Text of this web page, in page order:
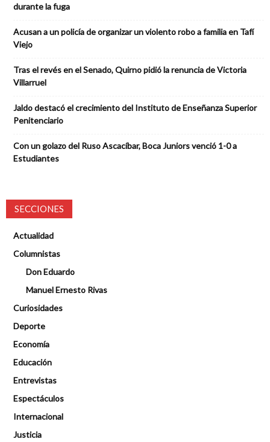
durante la fuga
Acusan a un policía de organizar un violento robo a familia en Tafí
Viejo
Tras el revés en el Senado, Quirno pidió la renuncia de Victoria
Villarruel
Jaldo destacó el crecimiento del Instituto de Enseñanza Superior
Penitenciario
Con un golazo del Ruso Ascacíbar, Boca Juniors venció 1-0 a
Estudiantes
SECCIONES
Actualidad
Columnistas
Don Eduardo
Manuel Ernesto Rivas
Curiosidades
Deporte
Economía
Educación
Entrevistas
Espectáculos
Internacional
Justicia